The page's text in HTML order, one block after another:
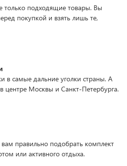
превосходную защиту
что обеспечивает до 8 часов
только подходящие товары. Вы
покупкой и взять лишь те,
в самые дальние уголки страны. А
центре Москвы и Санкт-Петербурга.
правильно подобрать комплект
или активного отдыха.